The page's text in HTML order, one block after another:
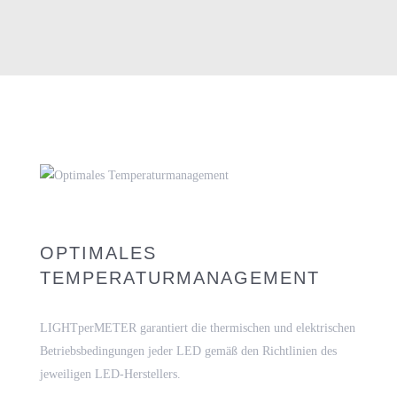
OPTIMALES
TEMPERATURMANAGEMENT
LIGHTperMETER garantiert die thermischen und elektrischen
Betriebsbedingungen jeder LED gemäß den Richtlinien des
jeweiligen LED-Herstellers.